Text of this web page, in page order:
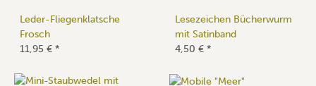
Leder-Fliegenklatsche
Frosch
11,95 € *
Lesezeichen Bücherwurm
mit Satinband
4,50 € *